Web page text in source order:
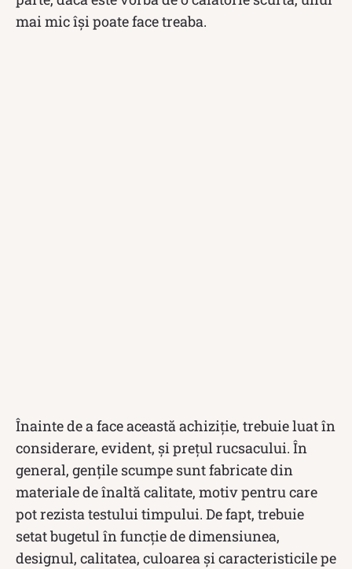
mai mic își poate face treaba.
Înainte de a face această achiziție, trebuie luat în
considerare, evident, și prețul rucsacului. În
general, gențile scumpe sunt fabricate din
materiale de înaltă calitate, motiv pentru care
pot rezista testului timpului. De fapt, trebuie
setat bugetul în funcție de dimensiunea,
designul, calitatea, culoarea și caracteristicile pe